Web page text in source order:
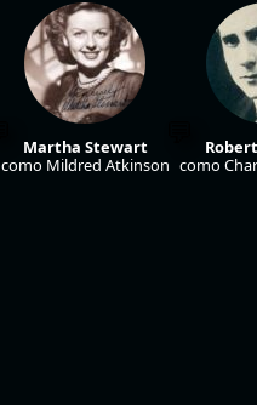
Martha Stewart
como Mildred Atkinson como